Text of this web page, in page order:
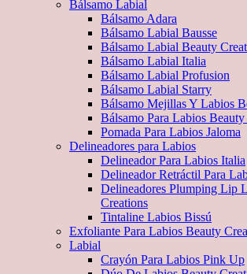
Bálsamo Labial
Bálsamo Adara
Bálsamo Labial Bausse
Bálsamo Labial Beauty
Bálsamo Labial Italia
Bálsamo Labial Profusion
Bálsamo Labial Starry
Bálsamo Mejillas Y Labios
Bálsamo Para Labios Beauty
Pomada Para Labios Jaloma
Delineadores para Labios
Delineador Para Labios Italia
Delineador Retráctil Para
Delineadores Plumping Lip
Creations
Tintaline Labios Bissú
Exfoliante Para Labios Beauty
Labial
Crayón Para Labios Pink Up